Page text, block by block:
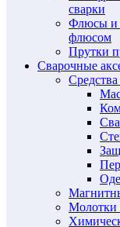
сварки
Флюсы и
флюсом
Прутки
Сварочные
Молотки